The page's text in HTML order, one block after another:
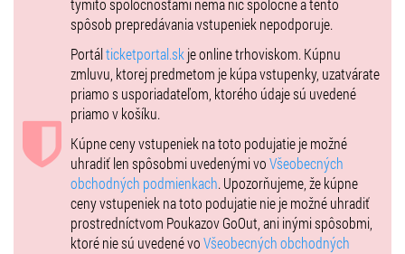
Čašník: Peter Podhorský
Lily: Jana Heveryová
Recepčná: Karolína Gáliková/ Amália Bačová/ Veronika Vojtková
Mária: Karolína Gáliková/ Amália Bačová/Veronika Vojtková
Dĺžka predstavenia: 90 minút
Vhodné od 12 rokov
týmito spoločnosťami nemá nič spoločné a tento
spôsob prepredávania vstupeniek nepodporuje.
Portálticketportal.sk je online trhoviskom. Kúpnu
zmluvu, ktorej predmetom je kúpa vstupenky, uzatvárate
priamo s usporiadateľom, ktorého údaje sú uvedené
priamo v košíku.
Kúpne ceny vstupeniek na toto podujatie je možné
uhradiť len spôsobmi uvedenými voVšeobecných
obchodných podmienkach. Upozorňujeme, že kúpne
ceny vstupeniek na toto podujatie nie je možné uhradiť
prostredníctvom Poukazov GoOut, ani inými spôsobmi,
ktoré nie sú uvedené voVšeobecných obchodných